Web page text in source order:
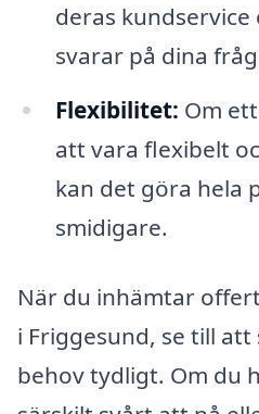
deras kundservice
svarar på dina
Flexibilitet: Om
att vara flexibelt
kan det göra hela
smidigare.
När du inhämtar
i Friggesund, se till
behov tydligt. Om du